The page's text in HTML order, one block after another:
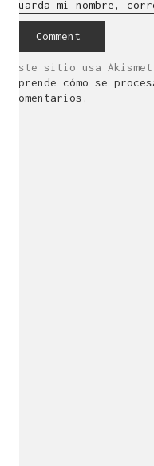
Guarda mi nombre,
Este sitio usa
Aprende cómo se
comentarios.